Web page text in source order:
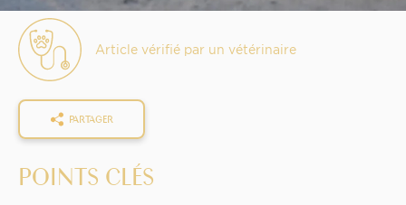
Article vérifié par un vétérinaire
PARTAGER
POINTS CLÉS